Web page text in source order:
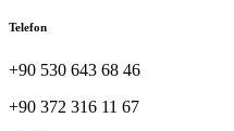
Telefon
+90 530 643 68 46
+90 372 316 11 67